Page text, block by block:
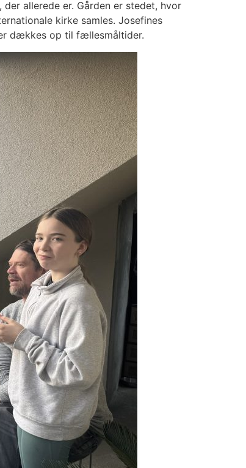
allerede er. Gården er stedet, hvor
kirke samles. Josefines
dækkes op til fællesmåltider.